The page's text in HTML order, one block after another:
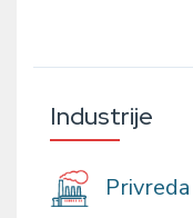
Industrije
Privreda